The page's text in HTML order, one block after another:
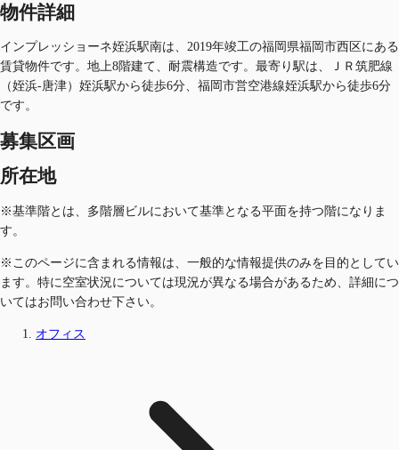
物件詳細
インプレッショーネ姪浜駅南は、2019年竣工の福岡県福岡市西区にある
賃貸物件です。地上8階建て、耐震構造です。最寄り駅は、ＪＲ筑肥線
（姪浜-唐津）姪浜駅から徒歩6分、福岡市営空港線姪浜駅から徒歩6分
です。
募集区画
所在地
※基準階とは、多階層ビルにおいて基準となる平面を持つ階になりま
す。
※このページに含まれる情報は、一般的な情報提供のみを目的としてい
ます。特に空室状況については現況が異なる場合があるため、詳細につ
いてはお問い合わせ下さい。
オフィス